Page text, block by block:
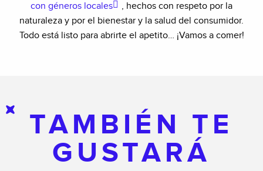
con géneros locales
, hechos con respeto por la
naturaleza y por el bienestar y la salud del consumidor.
Todo está listo para abrirte el apetito… ¡Vamos a comer!
TAMBIÉN TE
GUSTARÁ